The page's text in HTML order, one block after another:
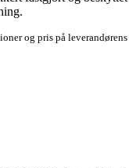
og pris på leverandørens